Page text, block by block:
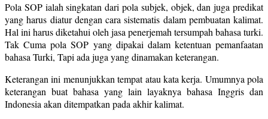
Pola SOP ialah singkatan dari pola subjek, objek, dan juga predikat
yang harus diatur dengan cara sistematis dalam pembuatan kalimat.
Hal ini harus diketahui oleh jasa penerjemah tersumpah bahasa turki.
Tak Cuma pola SOP yang dipakai dalam ketentuan pemanfaatan
bahasa Turki, Tapi ada juga yang dinamakan keterangan.
Keterangan ini menunjukkan tempat atau kata kerja. Umumnya pola
keterangan buat bahasa yang lain layaknya bahasa Inggris dan
Indonesia akan ditempatkan pada akhir kalimat.